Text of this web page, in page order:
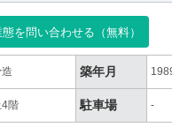
を問い合わせる（無料）
築年月
4階 駐車場 -